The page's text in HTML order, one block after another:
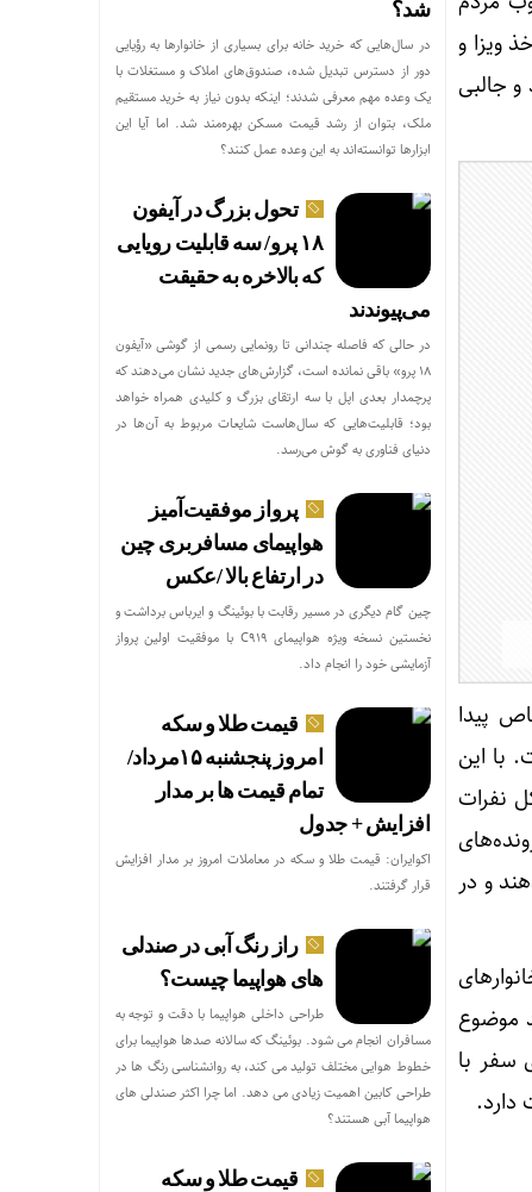
ویزا و
جدید و جالبی
پیدا
با این
نفرات
و در
بیشتر از خانوارهای
موضوع
سفر با
دارد.
شد؟
در سال‌هایی که خرید خانه برای بسیاری از خانوارها به رؤیایی
دور از دسترس تبدیل شده، صندوق‌های املاک و مستغلات با
یک وعده مهم معرفی شدند؛ اینکه بدون نیاز به خرید مستقیم
ملک، بتوان از رشد قیمت مسکن بهره‌مند شد. اما آیا این
ابزارها توانسته‌اند به این وعده عمل کنند؟
تحول بزرگ در آیفون
۱۸ پرو/ سه قابلیت رویایی
که بالاخره به حقیقت
می‌پیوندند
در حالی که فاصله چندانی تا رونمایی رسمی از گوشی «آیفون
۱۸ پرو» باقی نمانده است، گزارش‌های جدید نشان می‌دهند که
پرچمدار بعدی اپل با سه ارتقای بزرگ و کلیدی همراه خواهد
بود؛ قابلیت‌هایی که سال‌هاست شایعات مربوط به آن‌ها در
دنیای فناوری به گوش می‌رسد.
پرواز موفقیت‌آمیز
هواپیمای مسافربری چین
در ارتفاع بالا /عکس
چین گام دیگری در مسیر رقابت با بوئینگ و ایرباس برداشت و
نخستین نسخه ویژه هواپیمای C۹۱۹ با موفقیت اولین پرواز
آزمایشی خود را انجام داد.
قیمت طلا و سکه
امروز پنجشنبه ۱۵مرداد/
تمام قیمت ها بر مدار
افزایش + جدول
اکوایران: قیمت طلا و سکه در معاملات امروز بر مدار افزایش
قرار گرفتند.
راز رنگ آبی در صندلی
های هواپیما چیست؟
طراحی داخلی هواپیما با دقت و توجه به
مسافران انجام می شود. بوئینگ که سالانه صدها هواپیما برای
خطوط هوایی مختلف تولید می کند، به روانشناسی رنگ ها در
طراحی کابین اهمیت زیادی می دهد. اما چرا اکثر صندلی های
هواپیما آبی هستند؟
قیمت طلا و سکه